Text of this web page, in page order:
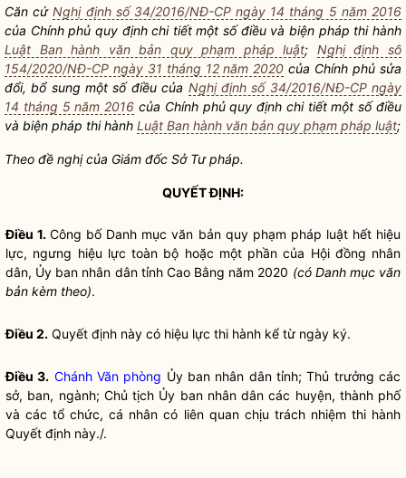
Căn cứNghị định số 34/2016/NĐ-CP ngày 14 tháng 5 năm 2016
của Chính phủ quy định chi tiết một số điều và biện pháp thi hành
Luật Ban hành văn bản quy phạm pháp luật; Nghị định số
154/2020/NĐ-CP ngày 31 tháng 12 năm 2020 của Chính phủ sửa
đổi, bổ sung một số điều của Nghị định số 34/2016/NĐ-CP ngày
14 tháng 5 năm 2016 của Chính phủ quy định chi tiết một số điều
và biện pháp thi hành Luật Ban hành văn bản quy phạm pháp luật;
Theo đề nghị của Giám đốc Sở Tư pháp.
QUYẾT ĐỊNH:
Điều 1.Công bố Danh mục văn bản quy phạm pháp luậthết hiệu
lực, ngưng hiệu lực toàn bộ hoặc một phần của Hội đồng nhân
dân, Ủy ban nhân dântỉnh Cao Bằng năm 2020 (có Danh mụcvăn
bản kèm theo).
Điều 2. Quyết định này có hiệu lực thi hành kể từ ngày ký.
Điều 3. Chánh Văn phòng Ủy ban nhân dântỉnh; Thủ trưởng các
sở, ban, ngành; Chủ tịch Ủy ban nhân dân các huyện, thành phố
và các tổ chức, cá nhân có liên quan chịu trách nhiệm thi hành
Quyết định này./.